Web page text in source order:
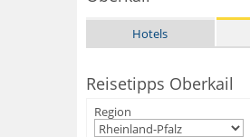
Hotels
Reisetipps Oberkail
Region